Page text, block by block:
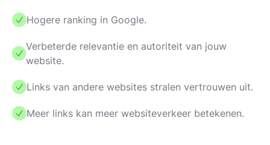
Hogere ranking in Google.
Verbeterde relevantie en autoriteit van jouw
website.
Links van andere websites stralen vertrouwen uit.
Meer links kan meer websiteverkeer betekenen.